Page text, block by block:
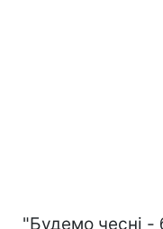
"Будемо чесні